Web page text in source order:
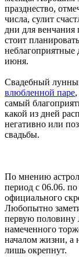
празднество,
числа, сулит
дни для
стоит
неблагоприятные
июня.
Свадебный
влюбленной паре
самый
какой из дней
негативно или
свадьбы.
По мнению
период с 06.06.
официального
Любопытно
первую половину
намеченного
началом жизни, а
лишь окрепнут.